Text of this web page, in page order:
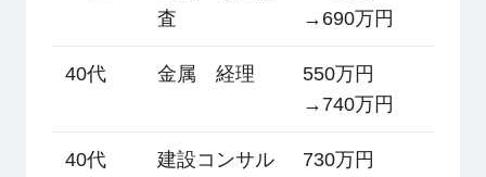
査
→690万円
40代 金属 経理
550万円
→740万円
40代
建設コンサル
730万円